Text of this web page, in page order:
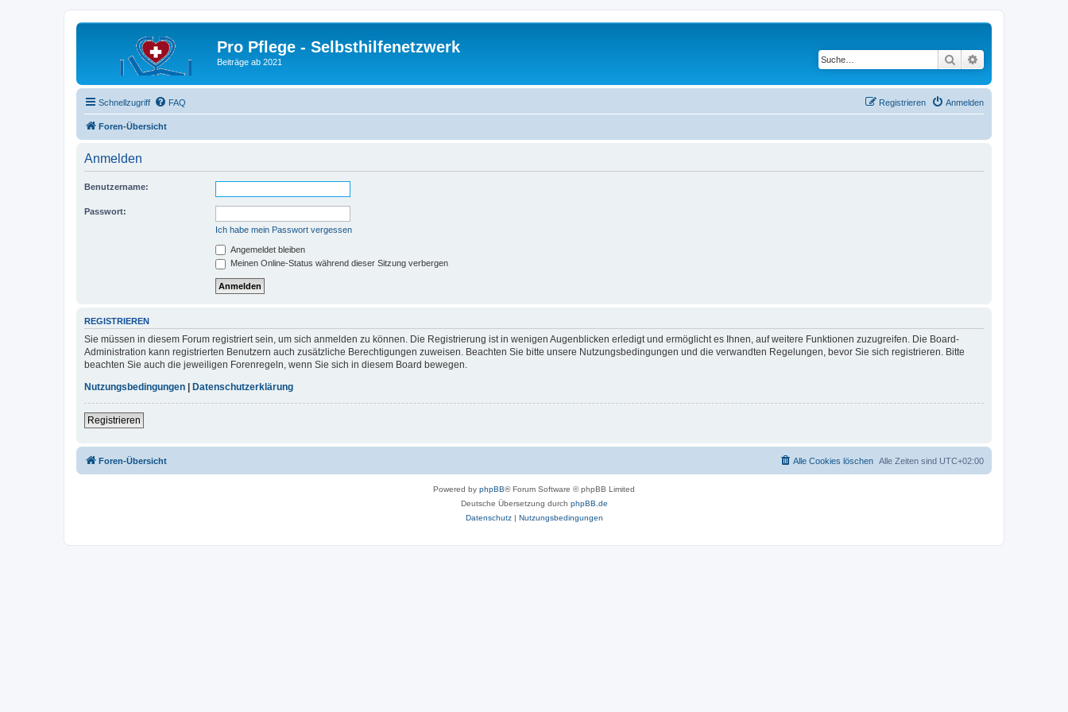
Pro Pflege - Selbsthilfenetzwerk
Beiträge ab 2021 Suche
Schnellzugriff FAQ Anmelden
Registrieren
Foren-Übersicht
Anmelden
Benutzername:
Passwort:
Ich habe mein Passwort vergessen
Angemeldet bleiben
Meinen Online-Status während dieser Sitzung verbergen
REGISTRIEREN
Sie müssen in diesem Forum registriert sein, um sich anmelden zu können. Die Registrierung ist in wenigen Augenblicken erledigt und ermöglicht es Ihnen, auf weitere Funktionen zuzugreifen. Die Board-
Administration kann registrierten Benutzern auch zusätzliche Berechtigungen zuweisen. Beachten Sie bitte unsere Nutzungsbedingungen und die verwandten Regelungen, bevor Sie sich registrieren. Bitte
beachten Sie auch die jeweiligen Forenregeln, wenn Sie sich in diesem Board bewegen.
Nutzungsbedingungen
Datenschutzerklärung
Registrieren
Foren-Übersicht Alle Zeiten sind UTC+02:00
Alle Cookies löschen
Powered by phpBB® Forum Software © phpBB Limited
Deutsche Übersetzung durch phpBB.de
Datenschutz| Nutzungsbedingungen